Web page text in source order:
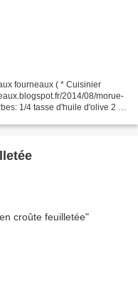
fourneaux ( * Cuisinier
2014/08/morue-
1/4 tasse d'huile d'olive 2 c.